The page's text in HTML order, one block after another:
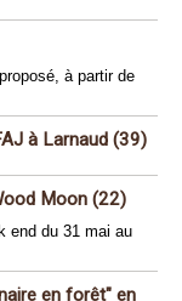
à partir de
à Larnaud (39)
Moon (22)
end du 31 mai au
en forêt" en